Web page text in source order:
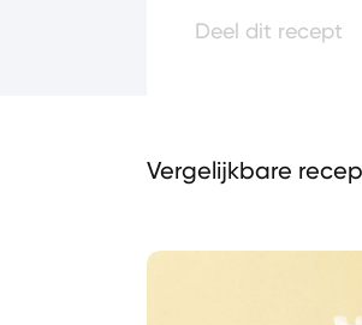
Deel dit recept
Vergelijkbare